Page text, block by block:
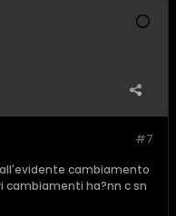
#7
cambiamento
cambiamenti ha?nn c sn